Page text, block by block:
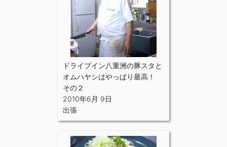
ドライブイン八重洲の豚スタと
オムハヤシはやっぱり最高！
その２
2010年6月 9日
出張